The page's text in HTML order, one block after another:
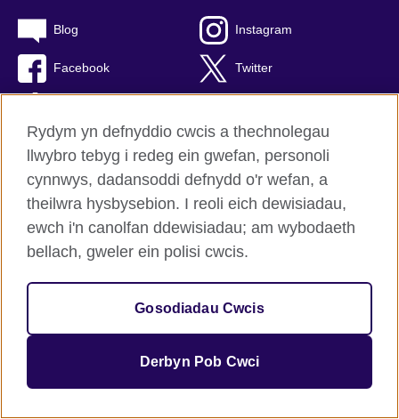
Blog Instagram
Facebook Twitter
British Council Byd-eang
Preifatrwydd a thelerau defnyddio
Hygyrchedd
Sefydliad rhyngwladol y Deyrnas Unedig am gysylltiadau
diwylliannol a chyfleoedd addysgiadol.
Rydym yn defnyddio cwcis a thechnolegau
llwybro tebyg i redeg ein gwefan, personoli
cynnwys, dadansoddi defnydd o'r wefan, a
theilwra hysbysebion. I reoli eich dewisiadau,
ewch i'n canolfan ddewisiadau; am wybodaeth
bellach, gweler ein polisi cwcis.
Gosodiadau Cwcis
Derbyn Pob Cwci